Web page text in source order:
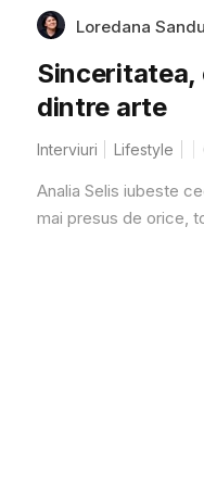
Loredana
Sinceritatea,
dintre arte
Interviuri Lifestyle
Analia Selis iubeste
mai presus de orice,